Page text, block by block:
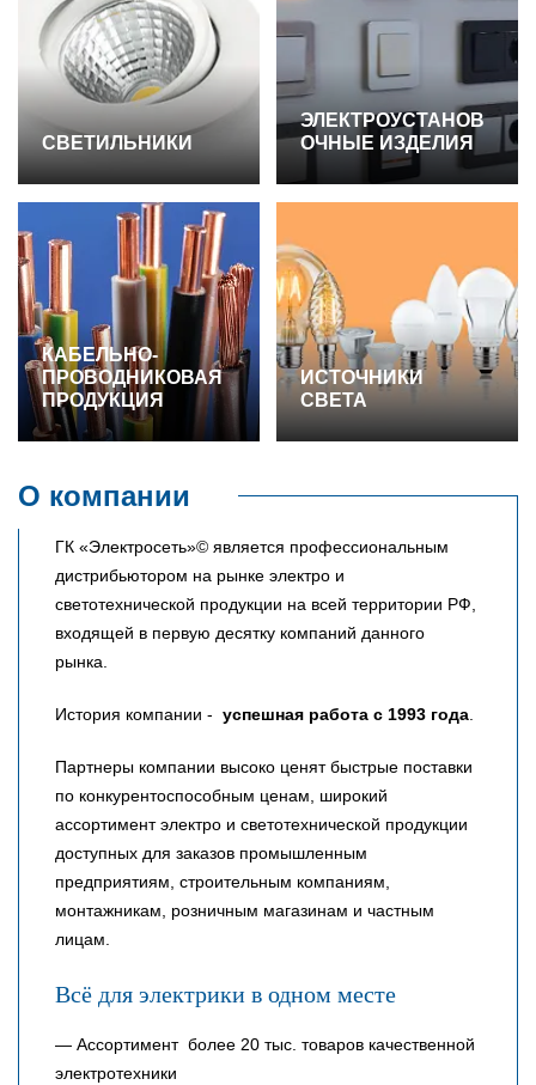
СВЕТИЛЬНИКИ
ЭЛЕКТРОУСТАНОВ
ОЧНЫЕ ИЗДЕЛИЯ
КАБЕЛЬНО-
ПРОВОДНИКОВАЯ
ПРОДУКЦИЯ
ИСТОЧНИКИ
СВЕТА
О компании
ГК «Электросеть»© является профессиональным
дистрибьютором на рынке электро и
светотехнической продукции на всей территории РФ,
входящей в первую десятку компаний данного
рынка.
История компании - успешная работа с 1993 года.
Партнеры компании высоко ценят быстрые поставки
по конкурентоспособным ценам, широкий
ассортимент электро и светотехнической продукции
доступных для заказов промышленным
предприятиям, строительным компаниям,
монтажникам, розничным магазинам и частным
лицам.
Всё для электрики в одном месте
— Ассортимент более 20 тыс. товаров качественной
электротехники